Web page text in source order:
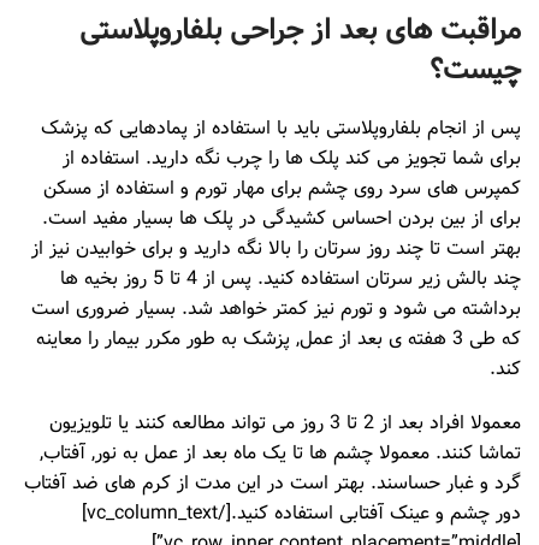
مراقبت های بعد از جراحی بلفاروپلاستی
چیست؟
پس از انجام بلفاروپلاستی باید با استفاده از پمادهایی که پزشک
برای شما تجویز می کند پلک ها را چرب نگه دارید. استفاده از
کمپرس های سرد روی چشم برای مهار تورم و استفاده از مسکن
برای از بین بردن احساس کشیدگی در پلک ها بسیار مفید است.
بهتر است تا چند روز سرتان را بالا نگه دارید و برای خوابیدن نیز از
چند بالش زیر سرتان استفاده کنید. پس از 4 تا 5 روز بخیه ها
برداشته می شود و تورم نیز کمتر خواهد شد. بسیار ضروری است
که طی 3 هفته ی بعد از عمل, پزشک به طور مکرر بیمار را معاینه
کند.
معمولا افراد بعد از 2 تا 3 روز می تواند مطالعه کنند یا تلویزیون
تماشا کنند. معمولا چشم ها تا یک ماه بعد از عمل به نور, آفتاب,
گرد و غبار حساسند. بهتر است در این مدت از کرم های ضد آفتاب
دور چشم و عینک آفتابی استفاده کنید.[/vc_column_text]